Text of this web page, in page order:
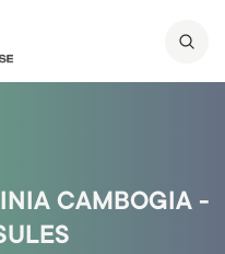
CAMBOGIA -